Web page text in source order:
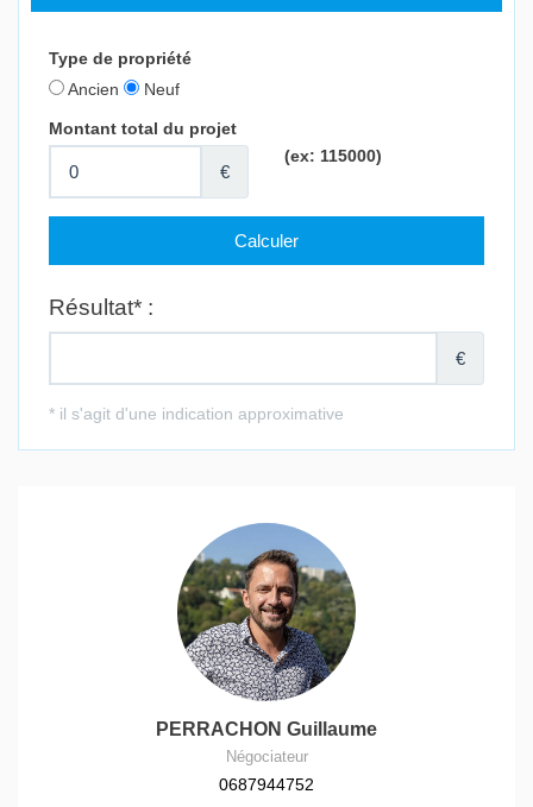
PERRACHON Guillaume
Négociateur
0687944752